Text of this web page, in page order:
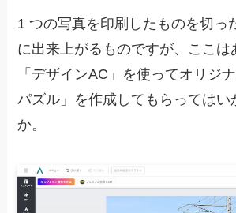
1 つの写真を印刷したものを切っ
に出来上がるものですが、ここは
「デザインAC」を使ってオリジ
パズル」を作成してもらってはい
か。